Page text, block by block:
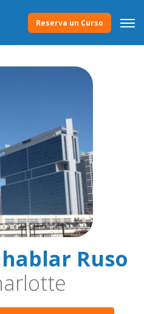
Reserva un Curso
Ruso